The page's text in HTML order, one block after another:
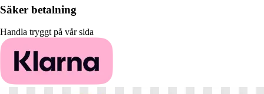
Säker betalning
Handla tryggt på vår sida